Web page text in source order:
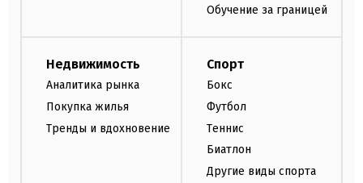
Обучение за границей
Недвижимость
Аналитика рынка
Покупка жилья
Тренды и вдохновение
Спорт
Бокс
Футбол
Теннис
Биатлон
Другие виды спорта